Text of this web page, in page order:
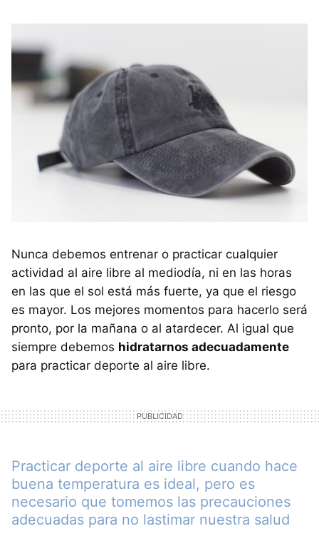
Nunca debemos entrenar o practicar cualquier
actividad al aire libre al mediodía, ni en las horas
en las que el sol está más fuerte, ya que el riesgo
es mayor. Los mejores momentos para hacerlo será
pronto, por la mañana o al atardecer. Al igual que
siempre debemos hidratarnos adecuadamente
para practicar deporte al aire libre.
Practicar deporte al aire libre cuando hace
buena temperatura es ideal, pero es
necesario que tomemos las precauciones
adecuadas para no lastimar nuestra salud